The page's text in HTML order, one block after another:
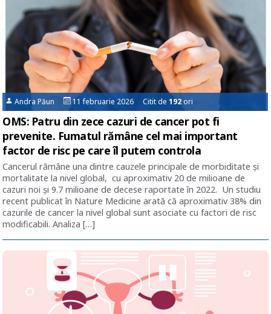
Andra Păun 11 februarie 2026 Citit de 192ori
OMS: Patru din zece cazuri de cancer pot fi
prevenite. Fumatul rămâne cel mai important
factor de risc pe care îl putem controla
Cancerul rămâne una dintre cauzele principale de morbiditate și
mortalitate la nivel global, cu aproximativ 20 de milioane de
cazuri noi și 9.7 milioane de decese raportate în 2022. Un studiu
recent publicat în Nature Medicine arată că aproximativ 38% din
cazurile de cancer la nivel global sunt asociate cu factori de risc
modificabili. Analiza […]